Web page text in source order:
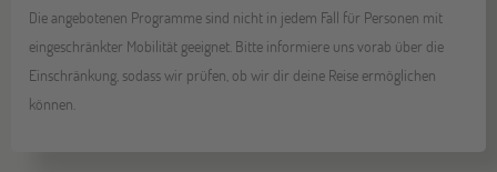
Die angebotenen Programme sind nicht in jedem Fall für Personen mit
eingeschränkter Mobilität geeignet. Bitte informiere uns vorab über die
Einschränkung, sodass wir prüfen, ob wir dir deine Reise ermöglichen
können.